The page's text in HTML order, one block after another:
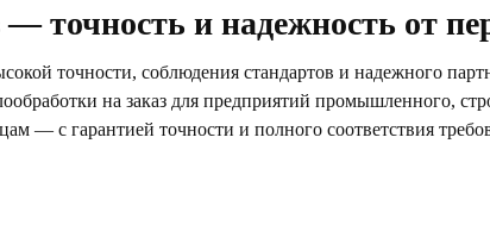
точность и надежность от
точности, соблюдения стандартов и надежного
на заказ для предприятий промышленного,
— с гарантией точности и полного соответствия